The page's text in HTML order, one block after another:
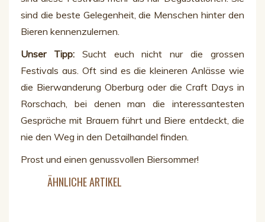
sind die beste Gelegenheit, die Menschen hinter den
Bieren kennenzulernen.
Unser Tipp:Sucht euch nicht nur die grossen
Festivals aus. Oft sind es die kleineren Anlässe wie
die Bierwanderung Oberburg oder die Craft Days in
Rorschach, bei denen man die interessantesten
Gespräche mit Brauern führt und Biere entdeckt, die
nie den Weg in den Detailhandel finden.
Prost und einen genussvollen Biersommer!
ÄHNLICHE ARTIKEL